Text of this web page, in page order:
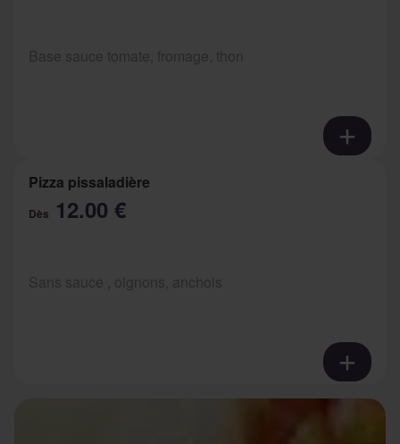
Pizza pissaladière
Dès 12.00 €